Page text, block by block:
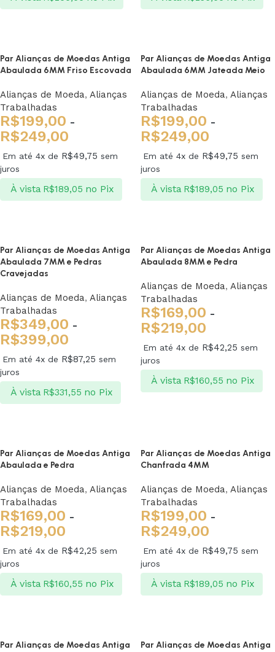
Par Alianças de Moedas Antiga
Abaulada 6MM Friso Escovada
Alianças de Moeda, Alianças
Trabalhadas
R$199,00 -
R$249,00
Em até 4x de R$49,75 sem
juros
À vista R$189,05 no Pix
Par Alianças de Moedas Antiga
Abaulada 6MM Jateada Meio
Alianças de Moeda, Alianças
Trabalhadas
R$199,00 -
R$249,00
Em até 4x de R$49,75 sem
juros
À vista R$189,05 no Pix
Par Alianças de Moedas Antiga
Abaulada 7MM e Pedras
Cravejadas
Alianças de Moeda, Alianças
Trabalhadas
R$349,00 -
R$399,00
Em até 4x de R$87,25 sem
juros
À vista R$331,55 no Pix
Par Alianças de Moedas Antiga
Abaulada 8MM e Pedra
Alianças de Moeda, Alianças
Trabalhadas
R$169,00 -
R$219,00
Em até 4x de R$42,25 sem
juros
À vista R$160,55 no Pix
Par Alianças de Moedas Antiga
Abaulada e Pedra
Alianças de Moeda, Alianças
Trabalhadas
R$169,00 -
R$219,00
Em até 4x de R$42,25 sem
juros
À vista R$160,55 no Pix
Par Alianças de Moedas Antiga
Chanfrada 4MM
Alianças de Moeda, Alianças
Trabalhadas
R$199,00 -
R$249,00
Em até 4x de R$49,75 sem
juros
À vista R$189,05 no Pix
Par Alianças de Moedas Antiga
Par Alianças de Moedas Antiga